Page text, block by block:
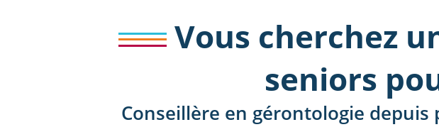
Vous cherchez
seniors
Conseillère en gérontologie